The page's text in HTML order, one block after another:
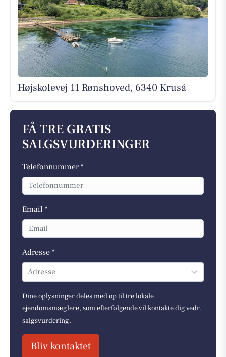
Højskolevej 11 Rønshoved, 6340 Kruså
FÅ TRE GRATIS
SALGSVURDERINGER
Telefonnummer *
Email *
Adresse *
Adresse
Dine oplysninger deles med op til tre lokale
ejendomsmæglere, som efterfølgende vil kontakte dig vedr.
salgsvurdering.
Bliv kontaktet